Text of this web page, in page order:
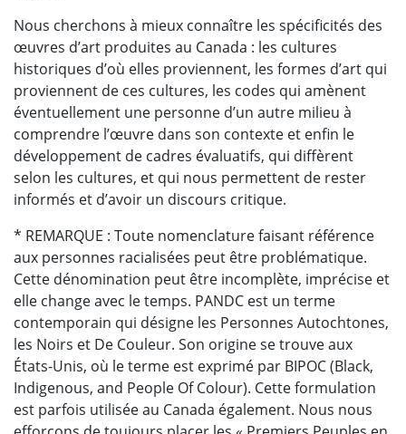
Nous cherchons à mieux connaître les spécificités des
œuvres d’art produites au Canada : les cultures
historiques d’où elles proviennent, les formes d’art qui
proviennent de ces cultures, les codes qui amènent
éventuellement une personne d’un autre milieu à
comprendre l’œuvre dans son contexte et enfin le
développement de cadres évaluatifs, qui diffèrent
selon les cultures, et qui nous permettent de rester
informés et d’avoir un discours critique.
* REMARQUE : Toute nomenclature faisant référence
aux personnes racialisées peut être problématique.
Cette dénomination peut être incomplète, imprécise et
elle change avec le temps. PANDC est un terme
contemporain qui désigne les Personnes Autochtones,
les Noirs et De Couleur. Son origine se trouve aux
États-Unis, où le terme est exprimé par BIPOC (Black,
Indigenous, and People Of Colour). Cette formulation
est parfois utilisée au Canada également. Nous nous